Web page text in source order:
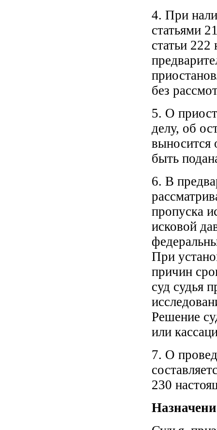
4. При
статьями
статьи 222
без
5. О
делу, об
выносится
быть
6. В
пропуска
исковой
При
причин
суд судья
Решение
или
7. О
230